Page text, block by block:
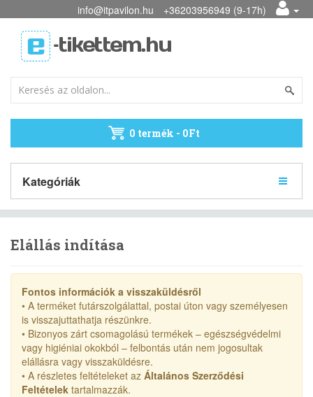
info@itpavilon.hu +36203956949 (9-17h)
0 termék - 0Ft
Kategóriák
Elállás indítása
Fontos információk a visszaküldésről
• A terméket futárszolgálattal, postai úton vagy személyesen
is visszajuttathatja részünkre.
• Bizonyos zárt csomagolású termékek – egészségvédelmi
vagy higiéniai okokból – felbontás után nem jogosultak
elállásra vagy visszaküldésre.
• A részletes feltételeket az Általános Szerződési
Feltételek tartalmazzák.